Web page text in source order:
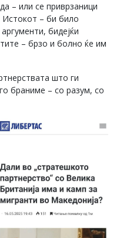
– или се приврзаници
Истокот – би било
бидејќи
– брзо и болно ќе им
што ги
браниме – со разум, со